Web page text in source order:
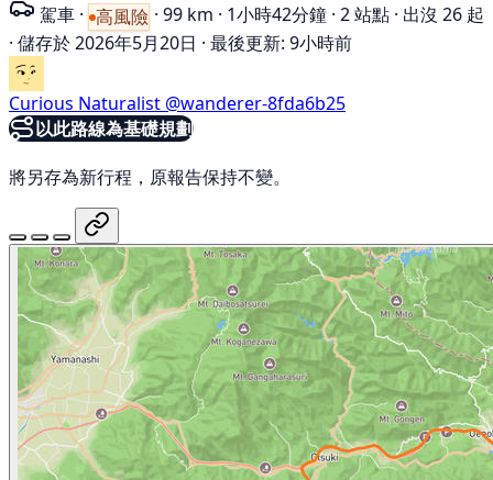
駕車 · 高風險 · 99 km · 1小時42分鐘 · 2 站點 · 出沒 26 起
· 儲存於 2026年5月20日 · 最後更新: 9小時前
Curious Naturalist @wanderer-8fda6b25
以此路線為基礎規劃
將另存為新行程，原報告保持不變。